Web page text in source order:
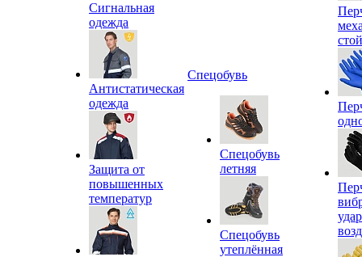
Сигнальная
одежда
Антистатическая
одежда
Защита от
повышенных
температур
Спецобувь
Спецобувь
летняя
Спецобувь
утеплённая